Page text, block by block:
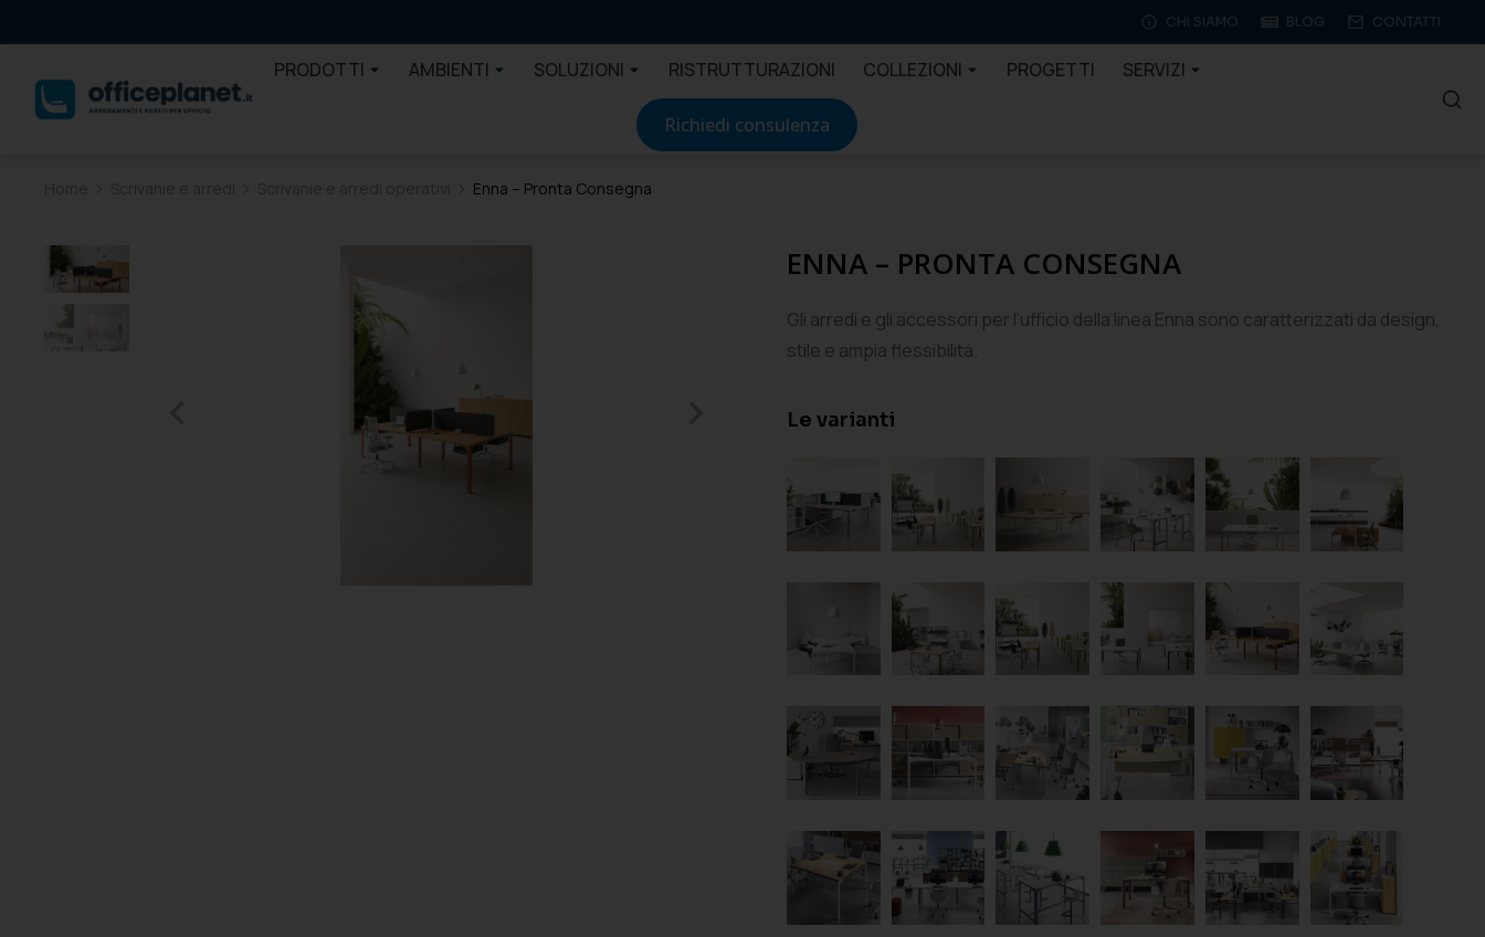
CHI SIAMO BLOG CONTATTI
PRODOTTI AMBIENTI SOLUZIONI RISTRUTTURAZIONI COLLEZIONI PROGETTI SERVIZI
Richiedi consulenza
Enna – Pronta Consegna
ENNA – PRONTA CONSEGNA
Gli arredi e gli accessori per l’ufficio della linea Enna sono caratterizzati da design,
stile e ampia flessibilità.
Le varianti